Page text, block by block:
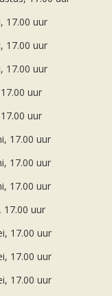
17.00 uur
17.00 uur
17.00 uur
uur
uur
17.00 uur
17.00 uur
17.00 uur
17.00 uur
17.00 uur
17.00 uur
17.00 uur